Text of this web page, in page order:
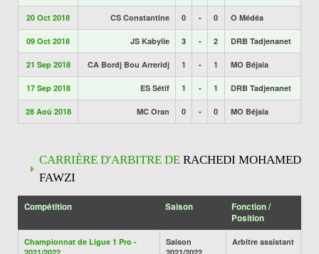
20 Oct 2018 CS Constantine 0 - 0 O Médéa
09 Oct 2018 JS Kabylie 3 - 2 DRB Tadjenanet
21 Sep 2018 CA Bordj Bou Arreridj 1 - 1 MO Béjaia
17 Sep 2018 ES Sétif 1 - 1 DRB Tadjenanet
28 Aoû 2018 MC Oran 0 - 0 MO Béjaia
CARRIÈRE D'ARBITRE DE RACHEDI MOHAMED
FAWZI
Compétition Saison
Fonction /
Position
Championnat de Ligue 1 Pro -
Saison
Arbitre assistant